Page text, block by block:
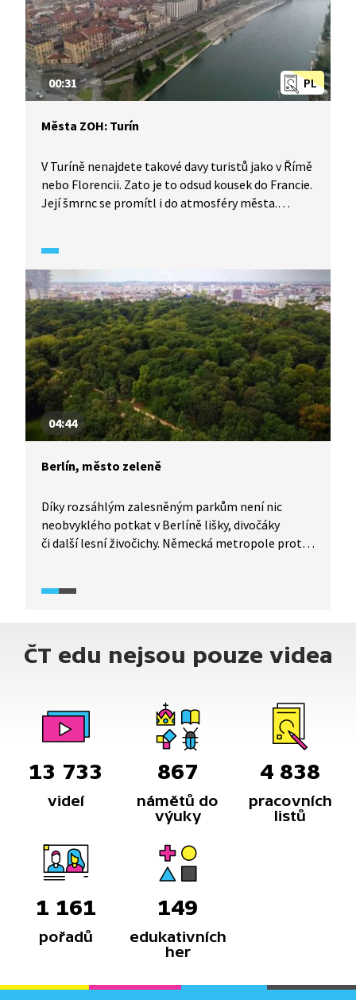
v napjaté atmosféře předznamenávající pražské
jaro tu porazili Sovětský svaz. V Grenoblu na ni
vzpomínají pozitivně dodnes.
PL
00:31
Města ZOH: Turín
V Turíně nenajdete takové davy turistů jako v Římě
nebo Florencii. Zato je to odsud kousek do Francie.
Její šmrnc se promítl i do atmosféry města.
04:44
Berlín, město zeleně
Díky rozsáhlým zalesněným parkům není nic
neobvyklého potkat v Berlíně lišky, divočáky
či další lesní živočichy. Německá metropole proto
porůstají například již nevyužívané železniční
vlastně došlo a jakou roli v tom hrály světové
ČT edu nejsou pouze videa
13 733
videí
867
námětů do
výuky
4 838
pracovních
listů
1 161
pořadů
149
edukativních
her